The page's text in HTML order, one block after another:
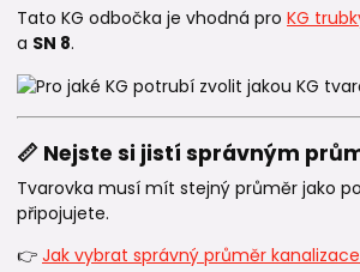
Tato KG odbočka je vhodná pro KG
a SN 8.
📏 Nejste si jistí správným
Tvarovka musí mít stejný průměr jako
připojujete.
👉 Jak vybrat správný průměr